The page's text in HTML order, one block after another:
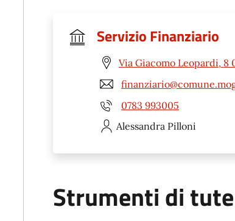
Servizio Finanziario
Via Giacomo Leopardi, 8
0783 993005
Alessandra Pilloni
Strumenti di